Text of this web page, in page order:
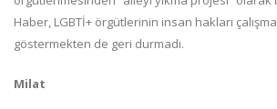
Haber, LGBTİ+ örgütlerinin insan hakları
göstermekten de geri durmadı.
Milat